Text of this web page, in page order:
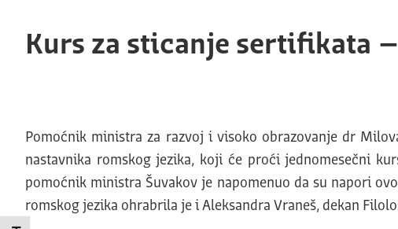
Kurs za sticanje sertifikata
Pomoćnik ministra za razvoj i visoko obrazovanje dr
nastavnika romskog jezika, koji će proći jednomesečni
pomoćnik ministra Šuvakov je napomenuo da su napori
romskog jezika ohrabrila je i Aleksandra Vraneš, dekan